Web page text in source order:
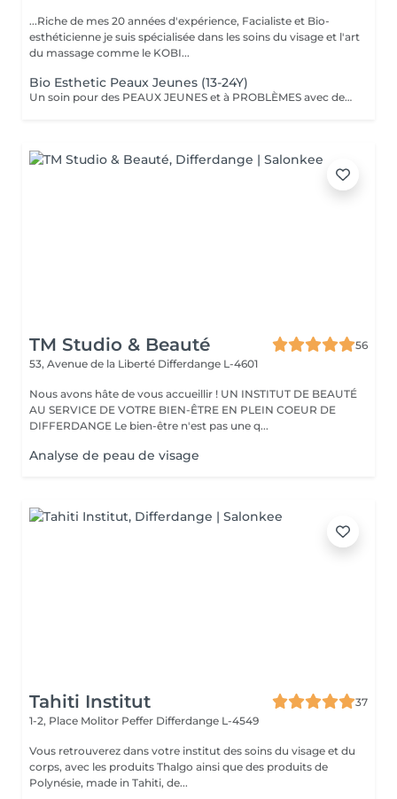
...Riche de mes 20 années d'expérience, Facialiste et Bio-
esthéticienne je suis spécialisée dans les soins du visage et l'art
du massage comme le KOBI...
Bio Esthetic Peaux Jeunes (13-24Y)
Un soin pour des PEAUX JEUNES et à PROBLÈMES avec des produits 100% BIO (anti inflammatoire, calmant et cicatrisant). L'accent est mis sur le nettoyage avec désincrustation profonde des impuretés.
TM Studio & Beauté
56
53, Avenue de la Liberté Differdange L-4601
Nous avons hâte de vous accueillir ! UN INSTITUT DE BEAUTÉ
AU SERVICE DE VOTRE BIEN-ÊTRE EN PLEIN COEUR DE
DIFFERDANGE Le bien-être n'est pas une q...
Analyse de peau de visage
Tahiti Institut
37
1-2, Place Molitor Peffer Differdange L-4549
Vous retrouverez dans votre institut des soins du visage et du
corps, avec les produits Thalgo ainsi que des produits de
Polynésie, made in Tahiti, de...